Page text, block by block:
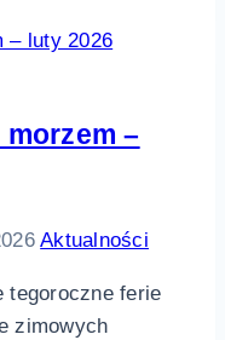
–
Aktualności
tegoroczne ferie
zimowych